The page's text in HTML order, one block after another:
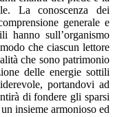
La conoscenza dei
generale e
hanno sull’organismo
che ciascun lettore
che sono patrimonio
delle energie sottili
portandovi ad
di fondere gli sparsi
insieme armonioso ed